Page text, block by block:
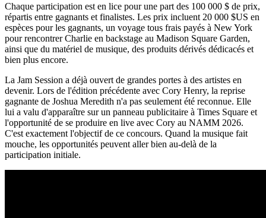
Chaque participation est en lice pour une part des 100 000 $ de prix,
répartis entre gagnants et finalistes. Les prix incluent 20 000 $US en
espèces pour les gagnants, un voyage tous frais payés à New York
pour rencontrer Charlie en backstage au Madison Square Garden,
ainsi que du matériel de musique, des produits dérivés dédicacés et
bien plus encore.
La Jam Session a déjà ouvert de grandes portes à des artistes en
devenir. Lors de l'édition précédente avec Cory Henry, la reprise
gagnante de Joshua Meredith n'a pas seulement été reconnue. Elle
lui a valu d'apparaître sur un panneau publicitaire à Times Square et
l'opportunité de se produire en live avec Cory au NAMM 2026.
C'est exactement l'objectif de ce concours. Quand la musique fait
mouche, les opportunités peuvent aller bien au-delà de la
participation initiale.